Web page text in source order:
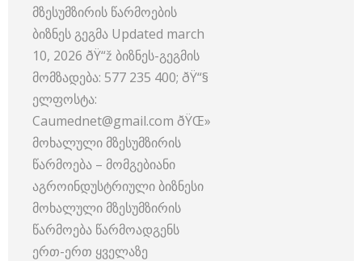
მზესუმზირის წარმოების
ბიზნეს გეგმა Updated march
10, 2026 ðŸ“ž ბიზნეს-გეგმის
მომზადება: 577 235 400; ðŸ“§
ელფოსტა:
Caumednet@gmail.com ðŸŒ»
მოხალული მზესუმზირის
წარმოება – მომგებიანი
აგროინდუსტრიული ბიზნესი
მოხალული მზესუმზირის
წარმოება წარმოადგენს
ერთ-ერთ ყველაზე